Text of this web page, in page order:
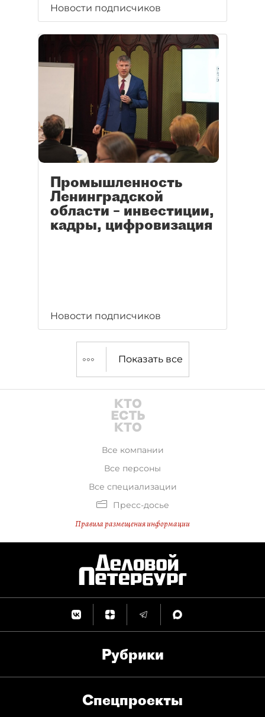
Новости подписчиков
Промышленность
Ленинградской
области – инвестиции,
кадры, цифровизация
Новости подписчиков
Показать все
Все компании
Все персоны
Все специализации
Пресс-досье
Правила размещения информации
Рубрики
Спец­проекты